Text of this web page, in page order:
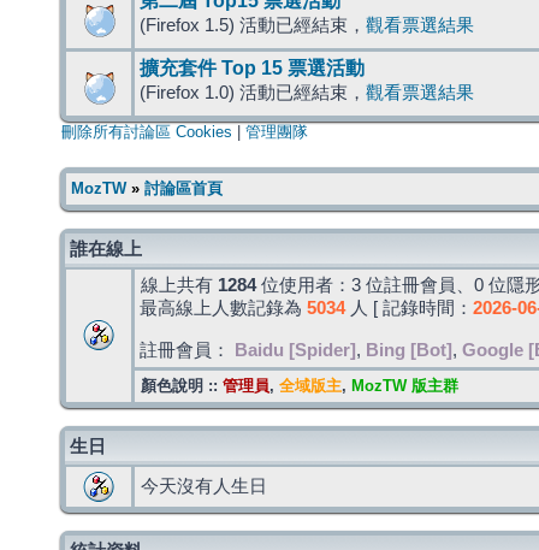
(Firefox 1.5) 活動已經結束， 觀看票選結果
擴充套件 Top 15 票選活動
(Firefox 1.0) 活動已經結束， 觀看票選結果
刪除所有討論區 Cookies 管理團隊
MozTW» 討論區首頁
誰在線上
線上共有 1284位使用者：3 位註冊會員、0 位隱
最高線上人數記錄為 5034人 [ 記錄時間： 2026-
註冊會員： Baidu [Spider] , Bing [Bot] , Google
顏色說明 :: 管理員, 全域版主, MozTW 版主群
生日
今天沒有人生日